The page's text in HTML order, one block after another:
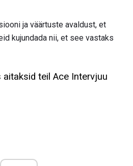
ja väärtuste avaldust, et
kujundada nii, et see vastaks
teil Ace Intervjuu